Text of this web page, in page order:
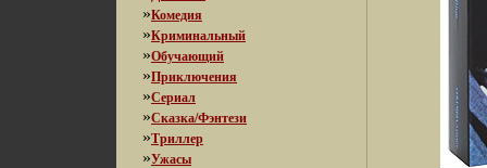
»Комедия
»Криминальный
»Обучающий
»Приключения
»Сериал
»Сказка/Фэнтези
»Триллер
»Ужасы